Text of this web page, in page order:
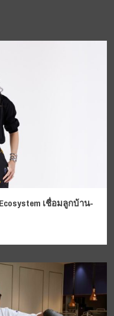
Ecosystem เชื่อมลูกบ้าน-